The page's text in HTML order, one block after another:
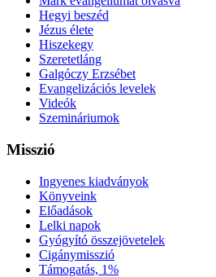
Hegyi beszéd
Jézus élete
Hiszekegy
Szeretetláng
Galgóczy Erzsébet
Evangelizációs levelek
Videók
Szemináriumok
Misszió
Ingyenes kiadványok
Könyveink
Előadások
Lelki napok
Gyógyító összejövetelek
Cigánymisszió
Támogatás, 1%